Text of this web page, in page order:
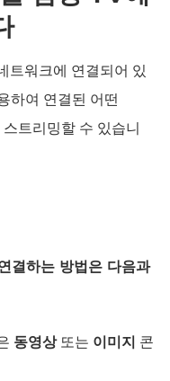
트워크에 연결되어 있
하여 연결된 어떤
트리밍할 수 있습니
하는 방법은 다음과
동영상또는 이미지 콘